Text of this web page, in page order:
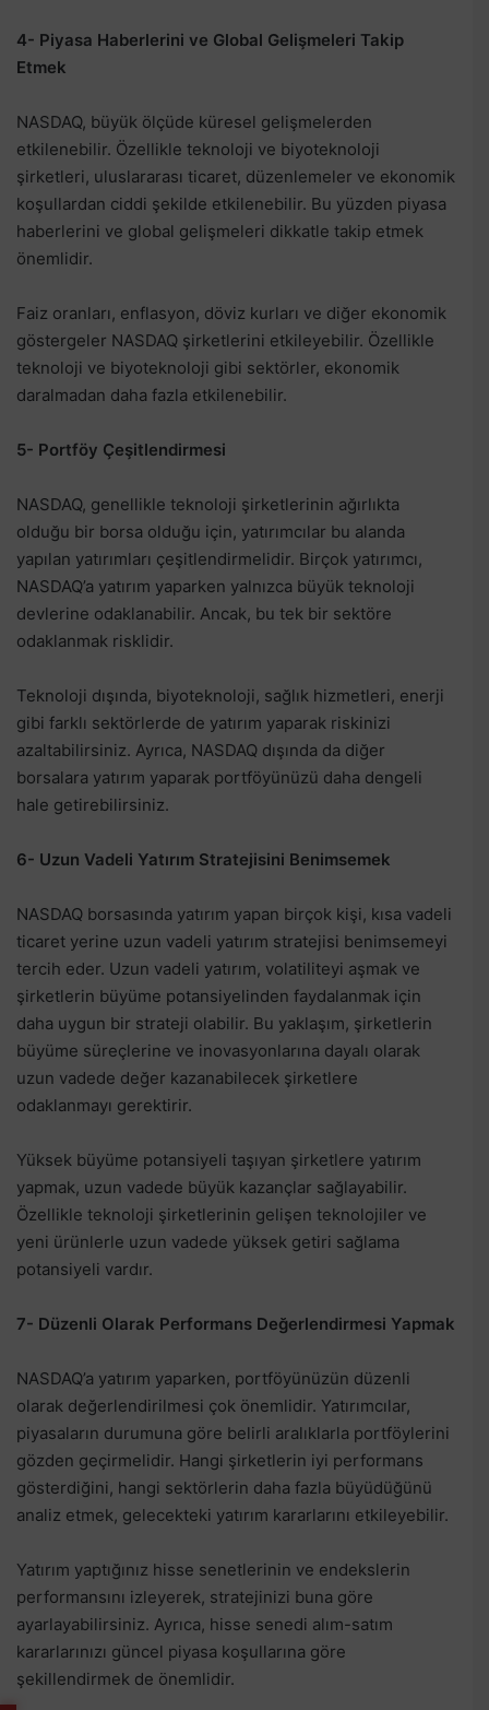
4- Piyasa Haberlerini ve Global Gelişmeleri Takip
Etmek
NASDAQ, büyük ölçüde küresel gelişmelerden
etkilenebilir. Özellikle teknoloji ve biyoteknoloji
şirketleri, uluslararası ticaret, düzenlemeler ve ekonomik
koşullardan ciddi şekilde etkilenebilir. Bu yüzden piyasa
haberlerini ve global gelişmeleri dikkatle takip etmek
önemlidir.
Faiz oranları, enflasyon, döviz kurları ve diğer ekonomik
göstergeler NASDAQ şirketlerini etkileyebilir. Özellikle
teknoloji ve biyoteknoloji gibi sektörler, ekonomik
daralmadan daha fazla etkilenebilir.
5- Portföy Çeşitlendirmesi
NASDAQ, genellikle teknoloji şirketlerinin ağırlıkta
olduğu bir borsa olduğu için, yatırımcılar bu alanda
yapılan yatırımları çeşitlendirmelidir. Birçok yatırımcı,
NASDAQ’a yatırım yaparken yalnızca büyük teknoloji
devlerine odaklanabilir. Ancak, bu tek bir sektöre
odaklanmak risklidir.
Teknoloji dışında, biyoteknoloji, sağlık hizmetleri, enerji
gibi farklı sektörlerde de yatırım yaparak riskinizi
azaltabilirsiniz. Ayrıca, NASDAQ dışında da diğer
borsalara yatırım yaparak portföyünüzü daha dengeli
hale getirebilirsiniz.
6- Uzun Vadeli Yatırım Stratejisini Benimsemek
NASDAQ borsasında yatırım yapan birçok kişi, kısa vadeli
ticaret yerine uzun vadeli yatırım stratejisi benimsemeyi
tercih eder. Uzun vadeli yatırım, volatiliteyi aşmak ve
şirketlerin büyüme potansiyelinden faydalanmak için
daha uygun bir strateji olabilir. Bu yaklaşım, şirketlerin
büyüme süreçlerine ve inovasyonlarına dayalı olarak
uzun vadede değer kazanabilecek şirketlere
odaklanmayı gerektirir.
Yüksek büyüme potansiyeli taşıyan şirketlere yatırım
yapmak, uzun vadede büyük kazançlar sağlayabilir.
Özellikle teknoloji şirketlerinin gelişen teknolojiler ve
yeni ürünlerle uzun vadede yüksek getiri sağlama
potansiyeli vardır.
7- Düzenli Olarak Performans Değerlendirmesi Yapmak
NASDAQ’a yatırım yaparken, portföyünüzün düzenli
olarak değerlendirilmesi çok önemlidir. Yatırımcılar,
piyasaların durumuna göre belirli aralıklarla portföylerini
gözden geçirmelidir. Hangi şirketlerin iyi performans
gösterdiğini, hangi sektörlerin daha fazla büyüdüğünü
analiz etmek, gelecekteki yatırım kararlarını etkileyebilir.
Yatırım yaptığınız hisse senetlerinin ve endekslerin
performansını izleyerek, stratejinizi buna göre
ayarlayabilirsiniz. Ayrıca, hisse senedi alım-satım
kararlarınızı güncel piyasa koşullarına göre
şekillendirmek de önemlidir.